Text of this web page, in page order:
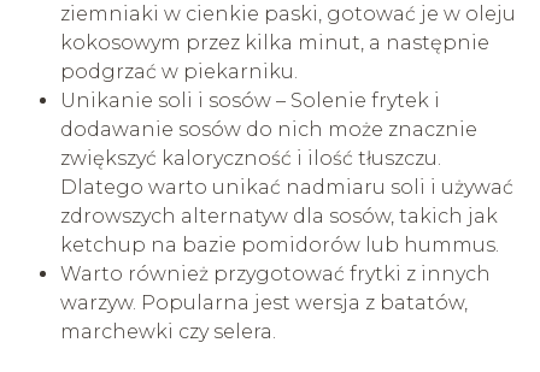
ziemniaki w cienkie paski, gotować je w oleju
kokosowym przez kilka minut, a następnie
podgrzać w piekarniku.
Unikanie soli i sosów – Solenie frytek i
dodawanie sosów do nich może znacznie
zwiększyć kaloryczność i ilość tłuszczu.
Dlatego warto unikać nadmiaru soli i używać
zdrowszych alternatyw dla sosów, takich jak
ketchup na bazie pomidorów lub hummus.
Warto również przygotować frytki z innych
warzyw. Popularna jest wersja z batatów,
marchewki czy selera.